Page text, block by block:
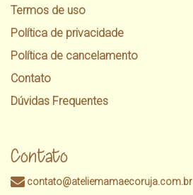
Termos de uso
Política de privacidade
Política de cancelamento
Contato
Dúvidas Frequentes
Contato
contato@ateliemamaecoruja.com.br